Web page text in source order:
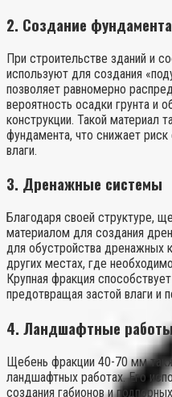
2. Создание
При строительстве зданий и
используют для создания
позволяет равномерно
вероятность осадки грунта и
конструкции. Такой материал
фундамента, что снижает
влаги.
3. Дренажные системы
Благодаря своей структуре,
материалом для создания
для обустройства дренажных
других местах, где
Крупная фракция
предотвращая застой влаги и
4. Ландшафтные
Щебень фракции 40-70 мм
ландшафтных работах. Его
создания габионов и